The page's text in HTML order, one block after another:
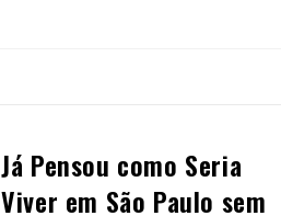
Já Pensou como Seria
Viver em São Paulo sem